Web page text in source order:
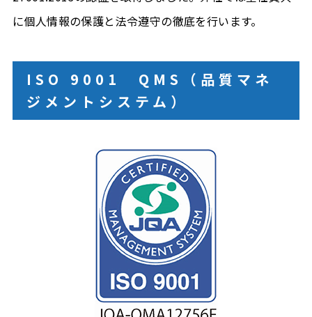
に個人情報の保護と法令遵守の徹底を行います。
ISO 9001
QMS（品質マネ
ジメントシステム）